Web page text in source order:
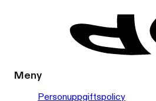
Meny
Personuppgiftspolicy